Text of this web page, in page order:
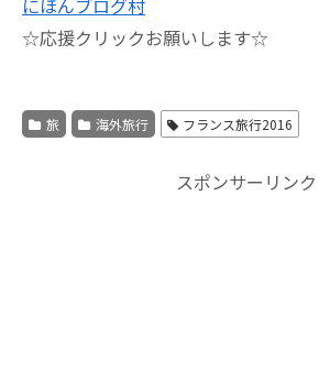
にほんブログ村
☆応援クリックお願いします☆
旅 海外旅行 フランス旅行2016
スポンサーリンク